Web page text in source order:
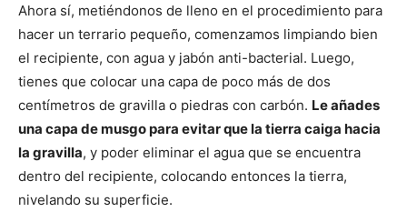
Ahora sí, metiéndonos de lleno en el procedimiento para
hacer un terrario pequeño, comenzamos limpiando bien
el recipiente, con agua y jabón anti-bacterial. Luego,
tienes que colocar una capa de poco más de dos
centímetros de gravilla o piedras con carbón. Le añades
una capa de musgo para evitar que la tierra caiga hacia
la gravilla, y poder eliminar el agua que se encuentra
dentro del recipiente, colocando entonces la tierra,
nivelando su superficie.